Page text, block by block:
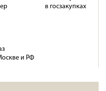
в госзакупках
и РФ